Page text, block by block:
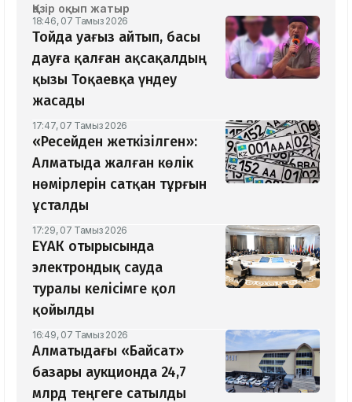
Қазір оқып жатыр
18:46, 07 Тамыз 2026
Тойда уағыз айтып, басы
дауға қалған ақсақалдың
қызы Тоқаевқа үндеу
жасады
17:47, 07 Тамыз 2026
«Ресейден жеткізілген»:
Алматыда жалған көлік
нөмірлерін сатқан тұрғын
ұсталды
17:29, 07 Тамыз 2026
ЕҮАК отырысында
электрондық сауда
туралы келісімге қол
қойылды
16:49, 07 Тамыз 2026
Алматыдағы «Байсат»
базары аукционда 24,7
млрд теңгеге сатылды